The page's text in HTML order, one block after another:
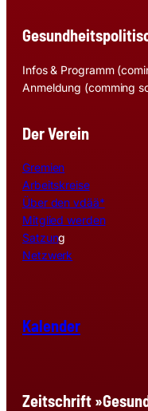
Infos & Programm
Anmeldung (comming
Der Verein
Gremien
Arbeitskreise
Über den vdää*
Mitglied werden
Satzung
Netzwerk
Kalender
Zeitschrift